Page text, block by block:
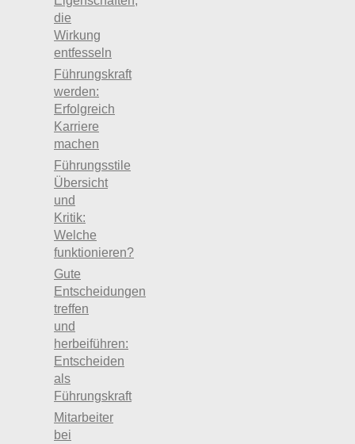
die
Wirkung
entfesseln
Führungskraft
werden:
Erfolgreich
Karriere
machen
Führungsstile
Übersicht
und
Kritik:
Welche
funktionieren?
Gute
Entscheidungen
treffen
und
herbeiführen:
Entscheiden
als
Führungskraft
Mitarbeiter
bei